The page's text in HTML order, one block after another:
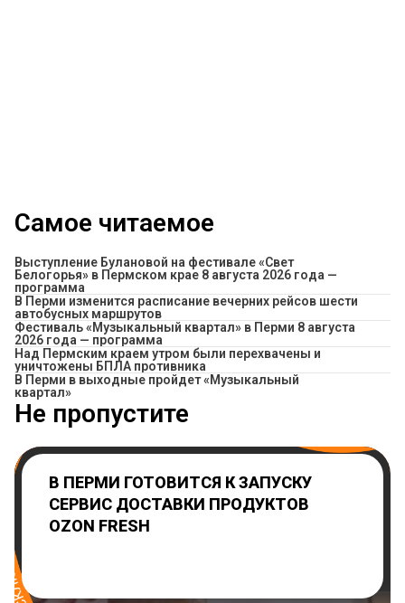
Самое читаемое
Выступление Булановой на фестивале «Свет
Белогорья» в Пермском крае 8 августа 2026 года —
программа
​В Перми изменится расписание вечерних рейсов шести
автобусных маршрутов
Фестиваль «Музыкальный квартал» в Перми 8 августа
2026 года — программа
Над Пермским краем утром были перехвачены и
уничтожены БПЛА противника
В Перми в выходные пройдет «Музыкальный
квартал»
Не пропустите
В ПЕРМИ ГОТОВИТСЯ К ЗАПУСКУ
СЕРВИС ДОСТАВКИ ПРОДУКТОВ
OZON FRESH